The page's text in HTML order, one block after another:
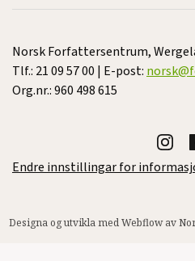
Norsk Forfattersentrum,
Tlf.: 21 09 57 00 | E-post:
Org.nr.: 960 498 615
Endre innstillingar for
Designa og utvikla med Webflow av